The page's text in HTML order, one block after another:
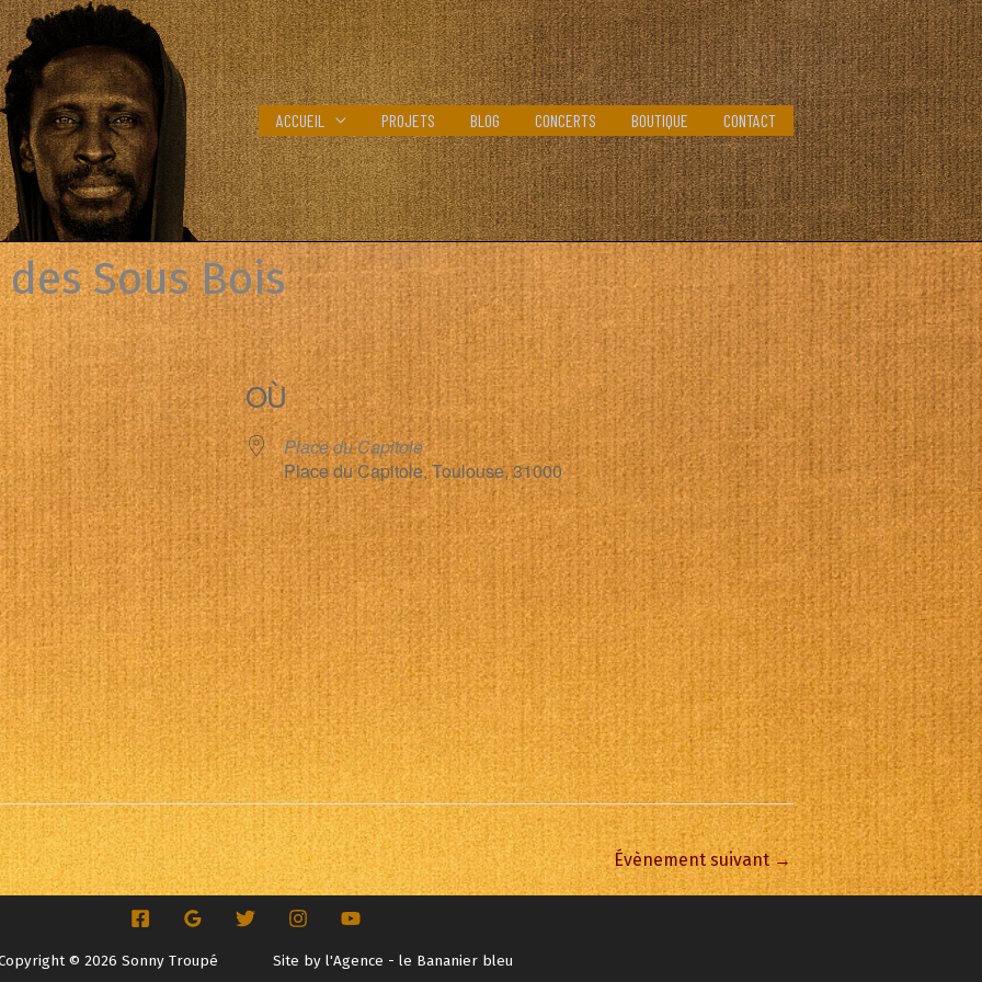
ACCUEIL PROJETS BLOG CONCERTS BOUTIQUE CONTACT
des Sous Bois
Google iCalendar Office 365 Outlook Live
OÙ
Place du Capitole
Place du Capitole, Toulouse, 31000
Évènement suivant→
© 2026 Sonny Troupé Site by l'Agence - le Bananier bleu